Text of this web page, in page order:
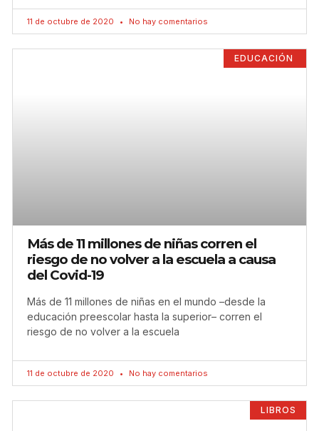
11 de octubre de 2020 No hay comentarios
EDUCACIÓN
Más de 11 millones de niñas corren el
riesgo de no volver a la escuela a causa
del Covid-19
Más de 11 millones de niñas en el mundo –desde la
educación preescolar hasta la superior– corren el
riesgo de no volver a la escuela
11 de octubre de 2020 No hay comentarios
LIBROS